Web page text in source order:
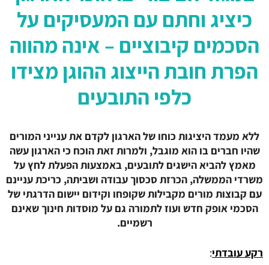
כיציג וחתם עם המעסיקים על
הסכמים קיבוציים – אינה מהווה
הפרת חובת הייצוג ההוגן מצידו
כלפי התובעים
ללא מעמד היציגות כוחו של הארגון לקדם את ענייני המורים
שהיו חברים בו הוא מוגבל, ולמרות זאת הוכח כי הארגון עשה
מאמץ להביא הישגים לתובעים, באמצעות הפעלת לחץ על
משרדי הממשלה, הכרזת סכסוך עבודה ושביתה, כריכת עניינם
עם קבוצות מורים מקבילות שקופחו וקידום יישום הדרגתי של
הסכמי אופק חדש ועוז לתמורה גם על מוסדות חינוך שאינם
רשמיים.
רקע עובדתי: